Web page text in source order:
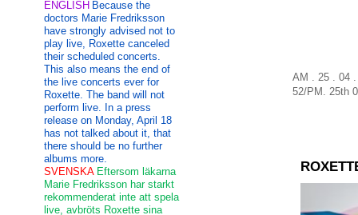
AM . 25 . 04
52/PM 25th
ENGLISH Because the
doctors Marie Fredriksson
have strongly advised not to
play live, Roxette canceled
their scheduled concerts.
This also means the end of
the live concerts ever for
Roxette. The band will not
perform live. In a press
release on Monday, April 18
has not talked about it, that
there should be no further
albums more.
SVENSKA Eftersom läkarna
Marie Fredriksson har starkt
rekommenderat inte att spela
live, avbröts Roxette sina